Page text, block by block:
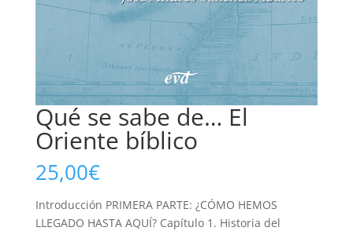
Qué se sabe de… El
Oriente bíblico
25,00€
Introducción PRIMERA PARTE: ¿CÓMO HEMOS
LLEGADO HASTA AQUÍ? Capítulo 1. Historia del